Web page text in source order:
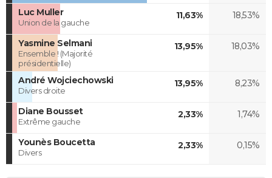
Luc Muller
Union de la gauche
11,63% 18,53%
Yasmine Selmani
Ensemble ! (Majorité
présidentielle)
13,95% 18,03%
André Wojciechowski
Divers droite
13,95% 8,23%
Diane Bousset
Extrême gauche
2,33% 1,74%
Younès Boucetta
Divers
2,33% 0,15%